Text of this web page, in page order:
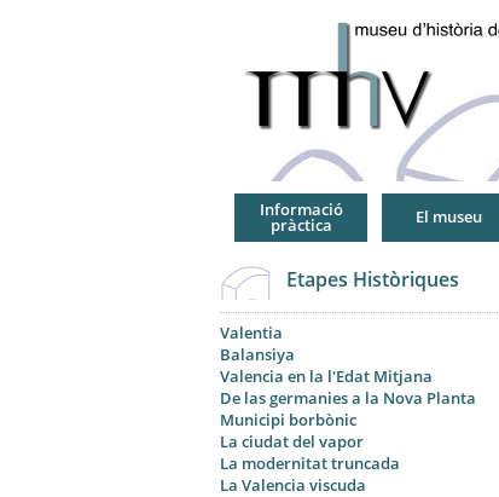
Informació
pràctica El museu
Etapes Històriques
Valentia
Balansiya
Valencia en la l'Edat Mitjana
De las germanies a la Nova Planta
Municipi borbònic
La ciudat del vapor
La modernitat truncada
La Valencia viscuda